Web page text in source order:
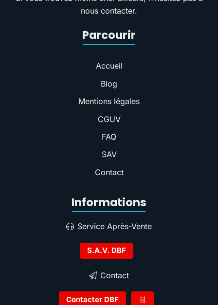
nous contacter.
Parcourir
Accueil
Blog
Mentions légales
CGUV
FAQ
SAV
Contact
Informations
Service Après-Vente
S.A.V. DBF
Contact
Contacter DBF